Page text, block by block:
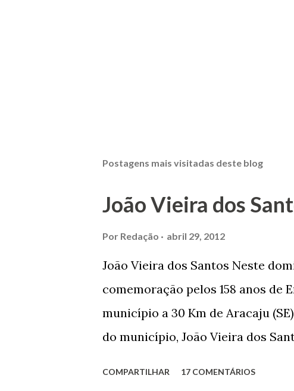
Postagens mais visitadas deste blog
João Vieira dos
Por Redação abril 29, 2012
João Vieira dos Santos Neste
comemoração pelos 158 anos de
município a 30 Km de Aracaju
do município, João Vieira dos
COMPARTILHAR 17 COMENTÁRIOS